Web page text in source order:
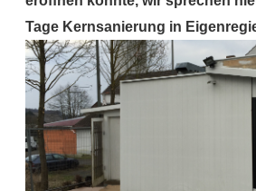
Tage Kernsanierung in